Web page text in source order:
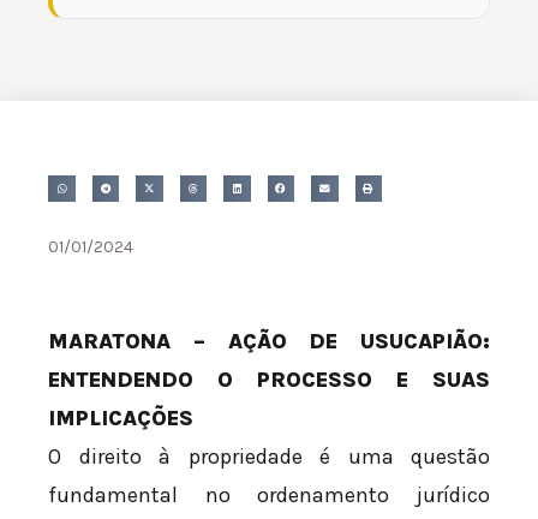
01/01/2024
MARATONA – AÇÃO DE USUCAPIÃO:
ENTENDENDO O PROCESSO E SUAS
IMPLICAÇÕES
O direito à propriedade é uma questão
fundamental no ordenamento jurídico